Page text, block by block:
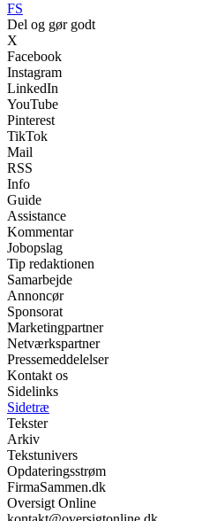
FS
Del og gør godt
X
Facebook
Instagram
LinkedIn
YouTube
Pinterest
TikTok
Mail
RSS
Info
Guide
Assistance
Kommentar
Jobopslag
Tip redaktionen
Samarbejde
Annoncør
Sponsorat
Marketingpartner
Netværkspartner
Pressemeddelelser
Kontakt os
Sidelinks
Sidetræ
Tekster
Arkiv
Tekstunivers
Opdateringsstrøm
FirmaSammen.dk
Oversigt Online